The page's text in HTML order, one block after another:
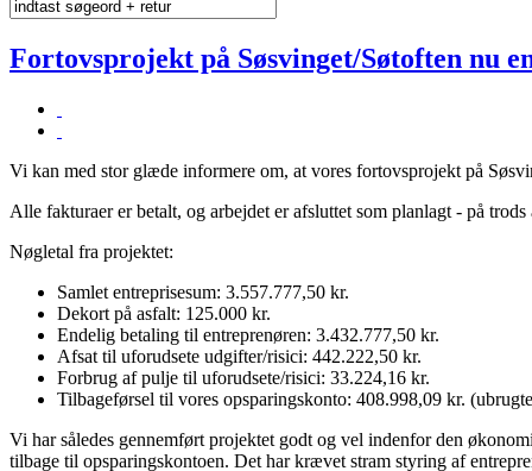
Fortovsprojekt på Søsvinget/Søtoften nu
Vi kan med stor glæde informere om, at vores fortovsprojekt på
Alle fakturaer er betalt, og arbejdet er afsluttet som planlagt - på
Nøgletal fra projektet:
Samlet entreprisesum: 3.557.777,50 kr.
Dekort på asfalt: 125.000 kr.
Endelig betaling til entreprenøren: 3.432.777,50 kr.
Afsat til uforudsete udgifter/risici: 442.222,50 kr.
Forbrug af pulje til uforudsete/risici: 33.224,16 kr.
Tilbageførsel til vores opsparingskonto: 408.998,09 kr.
Vi har således gennemført projektet godt og vel indenfor den
tilbage til opsparingskontoen. Det har krævet stram styring af